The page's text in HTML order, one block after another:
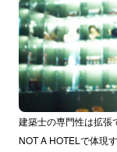
建築士の専門性は拡張
NOT A HOTELで体現